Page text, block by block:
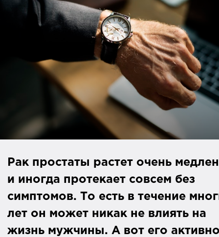
Рак простаты растет очень
и иногда протекает совсем без
симптомов. То есть в течение
лет он может никак не влиять на
жизнь мужчины. А вот его